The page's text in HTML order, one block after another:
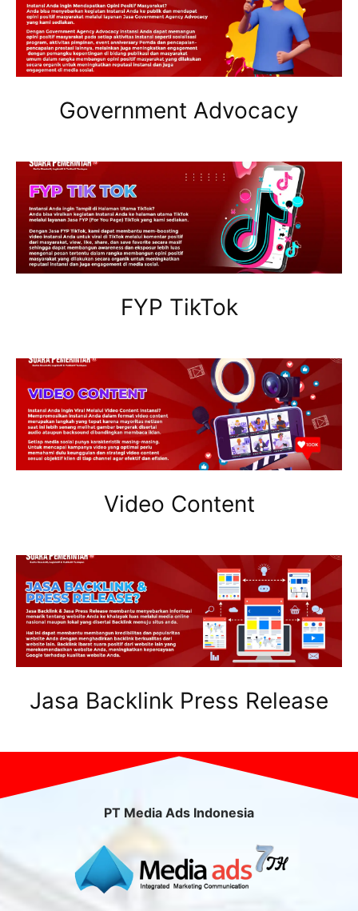
Government Advocacy
FYP TikTok
Video Content
Jasa Backlink Press Release
PT Media Ads Indonesia